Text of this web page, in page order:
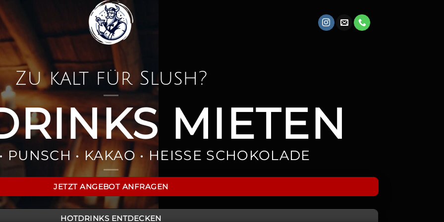
Zu kalt für Slush?
MIETEN
• KAKAO • HEISSE SCHOKOLADE
JETZT ANGEBOT ANFRAGEN
HOTDRINKS ENTDECKEN